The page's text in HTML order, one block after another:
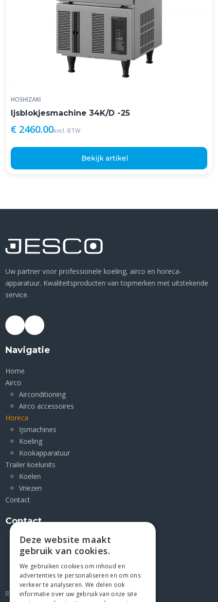
HOSHIZAKI
Ijsblokjesmachine 34K/D -25
€ 2460.00excl. BTW
Bekijk artikel
Uw partner voor professionele koeling, airco en horeca-
apparatuur. Kwaliteitsproducten van topmerken met uitstekende
service.
Navigatie
Home
Airco
Airconditioning
Airco accessoires
Horeca
Ijsmachines
Koeling
Kookapparatuur
Trailer koelunits
Koelen
Vriezen
Contact
Contact
Kleimoer 1 F
9030 Mariakerke
+32 9/2823227
gio@jesco4u.be
BTW BE 0439.072.676
Deze website maakt
gebruik van cookies.
We gebruiken cookies om inhoud en
advertenties te personaliseren en om ons
verkeer te analyseren. We delen ook
informatie over uw gebruik van onze site